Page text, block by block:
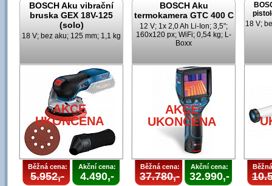
BOSCH Aku vibrační
bruska GEX 18V-125
(solo)
18 V; bez aku; 125 mm; 1,1 kg
AKCE
UKONČENA
Běžná cena:
5.952,-
Akční cena:
4.490,-
BOSCH Aku
termokamera GTC 400 C
12 V; 1x 2,0 Ah Li-Ion; 3,5";
160x120 px; WiFi; 0,54 kg; L-
Boxx
AKCE
UKONČENA
Běžná cena:
37.780,-
Akční cena:
32.990,-
18 V;